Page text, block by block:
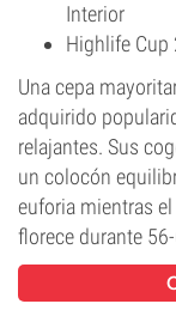
Interior
Highlife Cup
Una cepa
adquirido
relajantes. Sus
un colocón
euforia mientras
florece durante